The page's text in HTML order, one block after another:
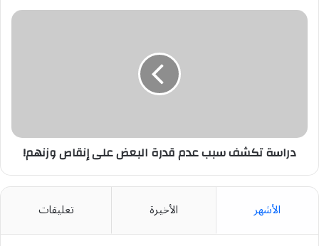
دراسة
وزنهم!
دراسة تكشف سبب عدم قدرة البعض على إنقاص وزنهم!
الأشهر الأخيرة تعليقات